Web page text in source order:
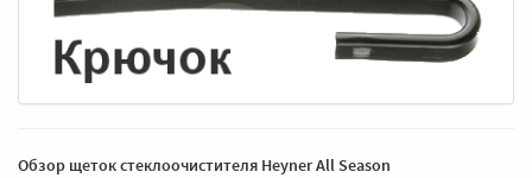
Обзор щеток стеклоочистителя Heyner All Season